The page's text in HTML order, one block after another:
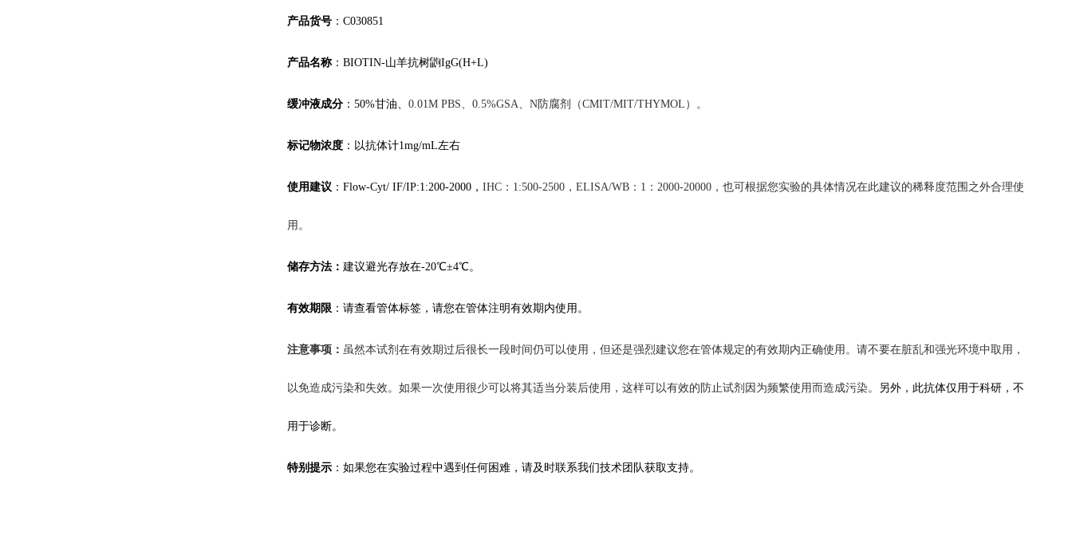
产品货号 ： C030851
产品名称 ： BIOTIN-山羊抗树鼩IgG(H+L)
缓冲液成分 ：50%甘油、 0.01M PBS、 0.5%GSA、N防腐剂（CMIT/MIT/THYMOL）。
标记物浓度 ： 以抗体计1mg/mL左右
使用建议 ： Flow-Cyt/ IF/IP:1:200-2000， IHC：1:500-2500，ELISA/WB：1：2000-20000，也可根据您实验的具体情况在此建议的稀释度范围之外合理使
用。
储存方法： 建议避光存放在-20℃±4℃。
有效期限 ： 请查看管体标签， 请您在管体注明有效期内使用。
注意事项： 虽然本试剂在有效期过后很长一段时间仍可以使用，但还是强烈建议您在管体规定的有效期内正确使用。请不要在脏乱和强光环境中取用，
以免造成污染和失效。如果一次使用很少可以将其适当分装后使用，这样可以有效的防止试剂 因为频繁使用而造成污染。 另外，此抗体仅用于科研，不
用于诊断。
特别提示 ：如果您在实验过程中遇到任何困难，请及时联系我们技术团队获取支持。